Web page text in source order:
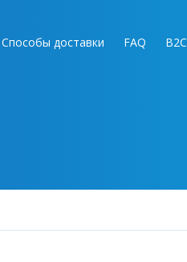
Способы доставки FAQ B2C